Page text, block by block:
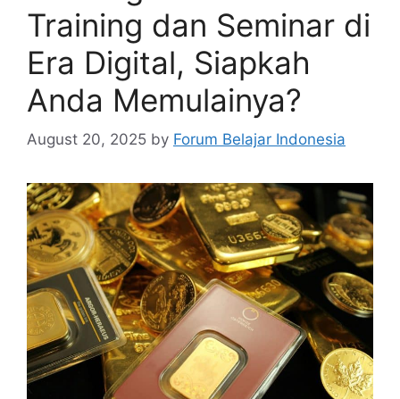
Training dan Seminar di
Era Digital, Siapkah
Anda Memulainya?
August 20, 2025 by Forum Belajar Indonesia